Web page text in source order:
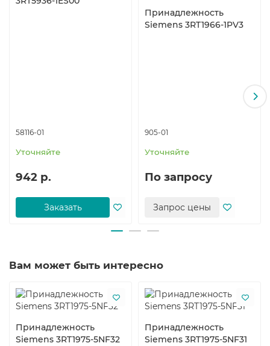
58116-01
Уточняйте
942 р.
Заказать
Принадлежность
Siemens 3RT1966-1PV3
905-01
Уточняйте
По запросу
Запрос цены
Вам может быть интересно
Принадлежность
Siemens 3RT1975-5NF32
Принадлежность
Siemens 3RT1975-5NF31